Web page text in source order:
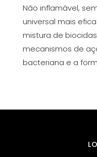
Não inflamável,
universal mais
mistura de
mecanismos de
bacteriana e a